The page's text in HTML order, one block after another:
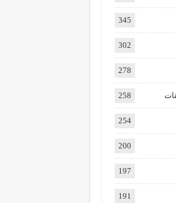
345
302
278
258
254
200
197
191